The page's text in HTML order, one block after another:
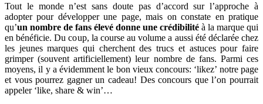
Tout le monde n’est sans doute pas d’accord sur l’approche à
adopter pour développer une page, mais on constate en pratique
qu’un nombre de fans élevé donne une crédibilité à la marque qui
en bénéficie. Du coup, la course au volume a aussi été déclarée chez
les jeunes marques qui cherchent des trucs et astuces pour faire
grimper (souvent artificiellement) leur nombre de fans. Parmi ces
moyens, il y a évidemment le bon vieux concours: ‘likez’ notre page
et vous pourrez gagner un cadeau! Des concours que l’on pourrait
appeler ‘like, share & win’…